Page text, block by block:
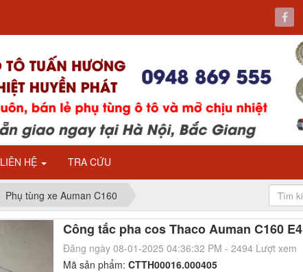
LIÊN HỆ TRA CỨU
Phụ tùng xe Auman C160
Công tắc pha cos Thaco Auman C160 E4
Đăng ngày 08-01-2025 04:36:32 PM - 2494 Lượt xem
Mã sản phẩm: CTTH00016.000405